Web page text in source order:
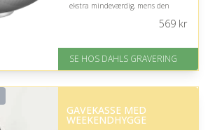
ekstra mindeværdig, mens den
På lager
Levering: 2-3 dage
Fremragende Trustpilot rating
569kr
SE HOS DAHLS GRAVERING
GAVEKASSE MED
WEEKENDHYGGE